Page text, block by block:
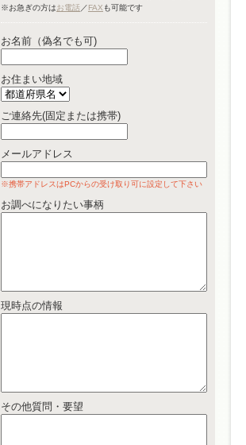
※お急ぎの方はお電話 ／FAX も可能です
お名前（偽名でも可)
お住まい地域
ご連絡先(固定または携帯)
メールアドレス
※携帯アドレスはPCからの受け取り可に設定して下さい
お調べになりたい事柄
現時点の情報
その他質問・要望